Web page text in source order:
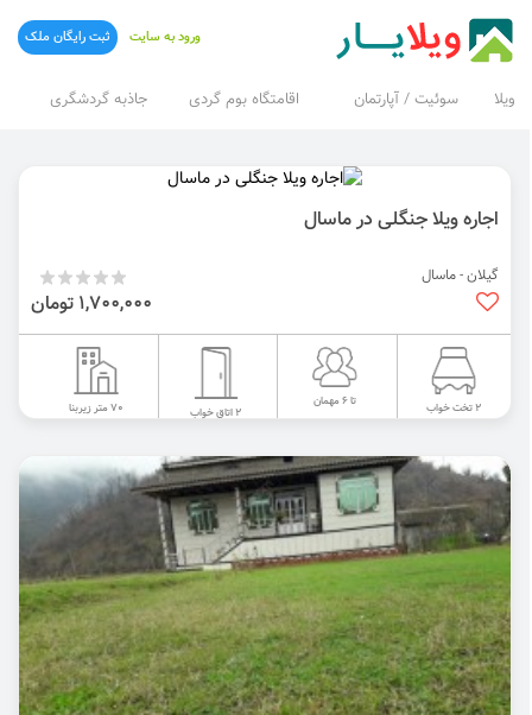
ویلا سوئیت / آپارتمان اقامتگاه بوم گردی جاذبه گردشگری
ورود به سایت ثبت رایگان ملک
اجاره ویلا جنگلی در ماسال
گیلان - ماسال
1,700,000 تومان
2 تخت خواب تا 6 مهمان
2 اتاق خواب 70 متر زیربنا